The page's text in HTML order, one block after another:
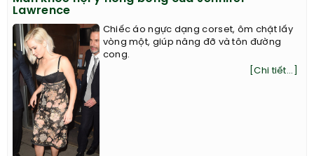
Lawrence
Chiếc áo ngực dạng corset, ôm chặt lấy
vòng một, giúp nâng đỡ và tôn đường
cong.
[Chi tiết...]